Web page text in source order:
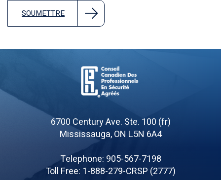
SOUMETTRE
Canadian
Registered
Safety
Professionals
6700 Century Ave. Ste. 100 (fr)
Mississauga, ON L5N 6A4
Telephone: 905-567-7198
Toll Free: 1-888-279-CRSP (2777)